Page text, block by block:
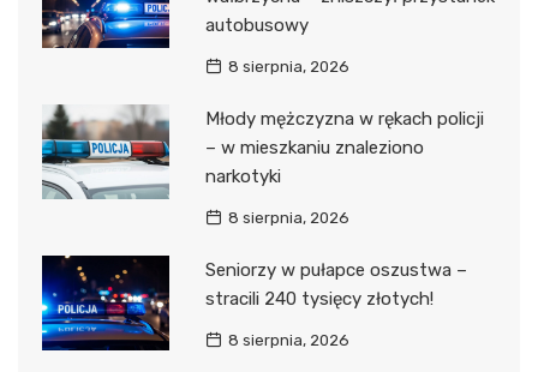
autobusowy
8 sierpnia, 2026
Młody mężczyzna w rękach policji
– w mieszkaniu znaleziono
narkotyki
8 sierpnia, 2026
Seniorzy w pułapce oszustwa –
stracili 240 tysięcy złotych!
8 sierpnia, 2026